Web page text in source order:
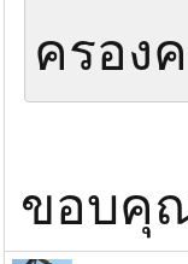
ครอง
ขอบคุ